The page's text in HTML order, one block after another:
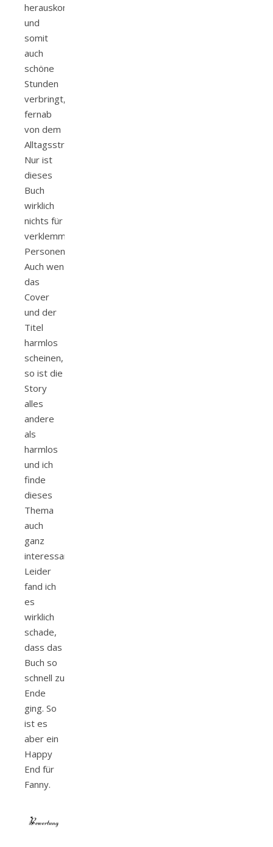
herauskommt
und
somit
auch
schöne
Stunden
verbringt,
fernab
von dem
Alltagsstress.
Nur ist
dieses
Buch
wirklich
nichts für
verklemmte
Personen.
Auch wen
das
Cover
und der
Titel
harmlos
scheinen,
so ist die
Story
alles
andere
als
harmlos
und ich
finde
dieses
Thema
auch
ganz
interessant.
Leider
fand ich
es
wirklich
schade,
dass das
Buch so
schnell zu
Ende
ging. So
ist es
aber ein
Happy
End für
Fanny.